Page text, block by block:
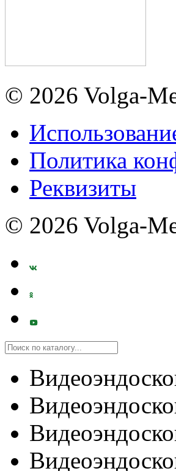
© 2026 Volga-
Политика
Реквизиты
© 2026 Volga-